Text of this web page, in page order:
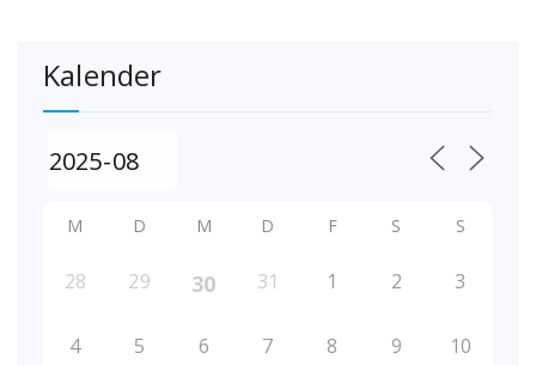
Kalender
M D M D F S S
28 29 30 31 1 2 3
4 5 6 7 8 9 10